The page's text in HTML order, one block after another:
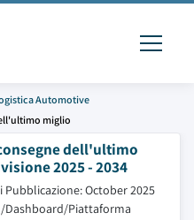
Automotive
miglio
dell'ultimo
2025 - 2034
Pubblicazione: October 2025
Dashboard/Piattaforma